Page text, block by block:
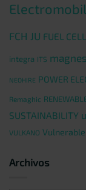
FCH JU FUEL CELL
integra ITS
NEOHIRE POWER
Remaghic
SUSTAINABILITY
VULKANO
Archivos